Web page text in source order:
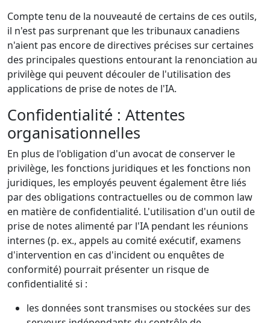
Compte tenu de la nouveauté de certains de ces outils,
il n'est pas surprenant que les tribunaux canadiens
n'aient pas encore de directives précises sur certaines
des principales questions entourant la renonciation au
privilège qui peuvent découler de l'utilisation des
applications de prise de notes de l'IA.
Confidentialité : Attentes
organisationnelles
En plus de l'obligation d'un avocat de conserver le
privilège, les fonctions juridiques et les fonctions non
juridiques, les employés peuvent également être liés
par des obligations contractuelles ou de common law
en matière de confidentialité. L'utilisation d'un outil de
prise de notes alimenté par l'IA pendant les réunions
internes (p. ex., appels au comité exécutif, examens
d'intervention en cas d'incident ou enquêtes de
conformité) pourrait présenter un risque de
confidentialité si :
les données sont transmises ou stockées sur des